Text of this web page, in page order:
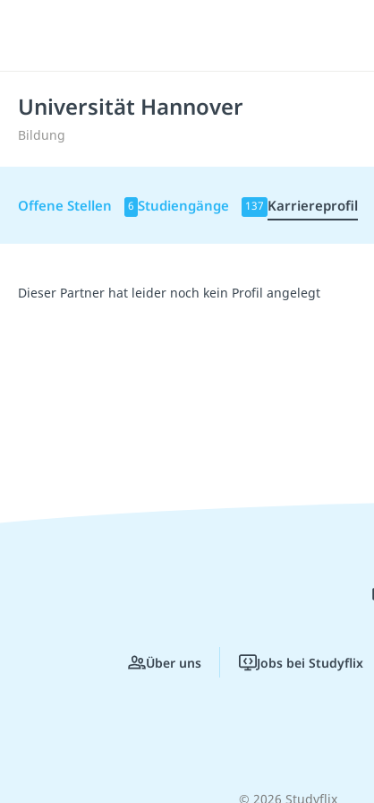
Universität Hannover
Bildung
Offene Stellen 6 Studiengänge 137 Karriereprofil
Dieser Partner hat leider noch kein Profil angelegt
Über uns Jobs bei Studyflix
© 2026 Studyflix